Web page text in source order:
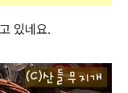
있네요.